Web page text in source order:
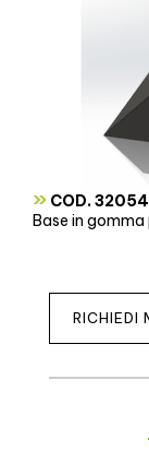
» COD. 32054
Base in gomma
RICHIEDI